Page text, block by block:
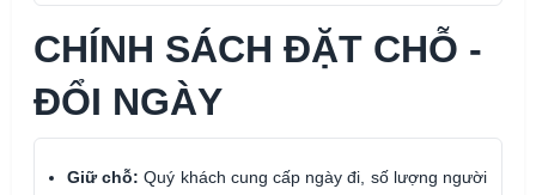
CHÍNH SÁCH ĐẶT CHỖ -
ĐỔI NGÀY
Giữ chỗ: Quý khách cung cấp ngày đi, số lượng người